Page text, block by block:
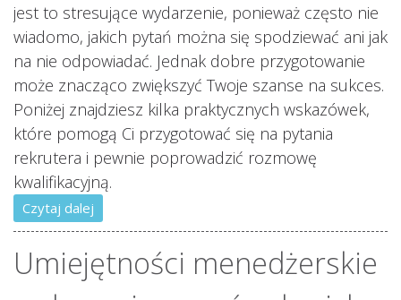
jest to stresujące wydarzenie, ponieważ często nie
wiadomo, jakich pytań można się spodziewać ani jak
na nie odpowiadać. Jednak dobre przygotowanie
może znacząco zwiększyć Twoje szanse na sukces.
Poniżej znajdziesz kilka praktycznych wskazówek,
które pomogą Ci przygotować się na pytania
rekrutera i pewnie poprowadzić rozmowę
kwalifikacyjną.
Czytaj dalej
Umiejętności menedżerskie